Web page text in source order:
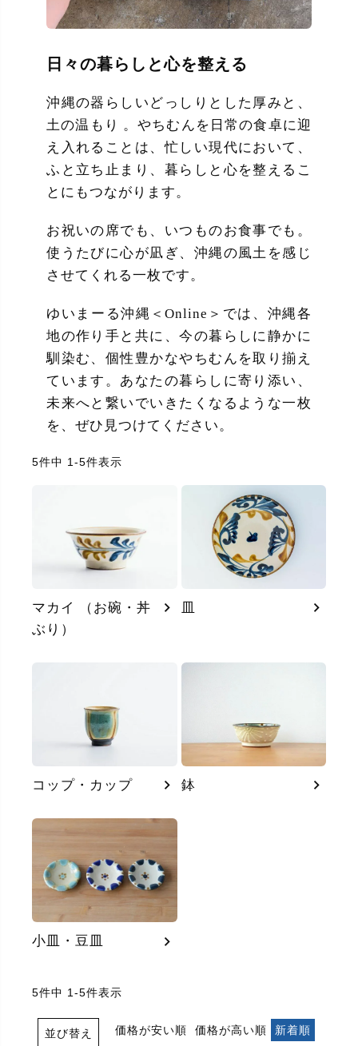
日々の暮らしと心を整える
沖縄の器らしいどっしりとした厚みと、
土の温もり 。やちむんを日常の食卓に迎
え入れることは、忙しい現代において、
ふと立ち止まり、暮らしと心を整えるこ
とにもつながります。
お祝いの席でも、いつものお食事でも。
使うたびに心が凪ぎ、沖縄の風土を感じ
させてくれる一枚です。
ゆいまーる沖縄＜Online＞では、沖縄各
地の作り手と共に、今の暮らしに静かに
馴染む、個性豊かなやちむんを取り揃え
ています。あなたの暮らしに寄り添い、
未来へと繋いでいきたくなるような一枚
を、ぜひ見つけてください。
5件中 1 -5件表示
マカイ （お碗・丼
ぶり）
皿
コップ・カップ 鉢
小皿・豆皿
5件中 1-5件表示
並び替え 価格が安い順 価格が高い順 新着順